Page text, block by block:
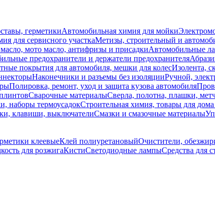
герметикиАвтомобильная химия для мойки
для сервисного участкаМетизы, строительный и
мото масло, антифризы и присадкиАвтомобильные
предохранители и держатели предохранителя
покрытия для автомобиля, мешки для колесИзолента,
Наконечники и разъемы без изоляцииРучной,
Полировка, ремонт, уход и защита кузова автомобиля
Сварочные материалыСверла, полотна, плашки,
наборы термоусадокСтроительная химия, товары для
клавиши, выключателиСмазки и смазочные материалы
клеевыеКлей полиуретановыйОчистители,
для розжигаКистиСветодиодные лампыСредства для